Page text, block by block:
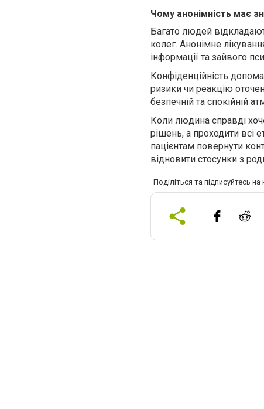
Чому анонімність має
Багато людей
колег. Анонімне
інформації та зайвого
Конфіденційність
ризики чи реакцію
безпечній та спокійній
Коли людина справді
рішень, а проходити всі
пацієнтам повернути
відновити стосунки з
Поділіться та підписуйтесь